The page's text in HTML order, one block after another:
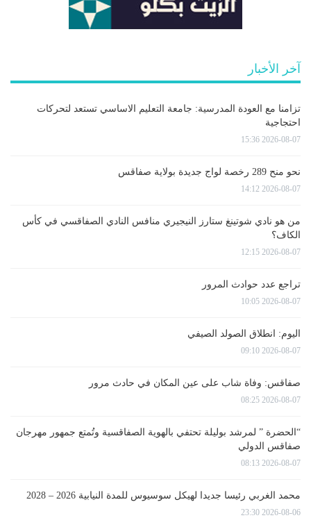
آخر الأخبار
تزامنا مع العودة المدرسية: جامعة التعليم الاساسي تستعد لتحركات
احتجاجية
2026-08-07 15:36
نحو منح 289 رخصة لواج جديدة بولاية صفاقس
2026-08-07 14:12
من هو نادي شوتينغ ستارز النيجيري منافس النادي الصفاقسي في كأس
الكاف؟
2026-08-07 12:15
تراجع عدد حوادث المرور
2026-08-07 10:05
اليوم: انطلاق الصولد الصيفي
2026-08-07 09:10
صفاقس: وفاة شاب على عين المكان في حادث مرور
2026-08-07 08:25
“الحضرة ” لمرشد بوليلة تحتفي بالهوية الصفاقسية وتُمتع جمهور مهرجان
صفاقس الدولي
2026-08-07 08:13
محمد الغربي رئيسا جديدا لهيكل سوسيوس للمدة النيابية 2026 – 2028
2026-08-06 23:30